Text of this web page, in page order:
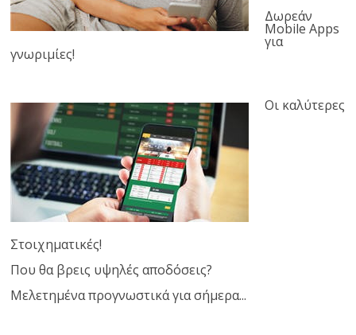
Δωρεάν
Mobile Apps
για
γνωριμίες!
Οι καλύτερες
Στοιχηματικές!
Που θα βρεις υψηλές αποδόσεις?
Μελετημένα προγνωστικά για σήμερα...